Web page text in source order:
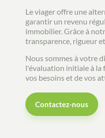
Le viager offre une
garantir un revenu
immobilier. Grâce à
transparence, rigueur
Nous sommes à votre
l'évaluation initiale à la
vos besoins et de vos
Contactez-nous